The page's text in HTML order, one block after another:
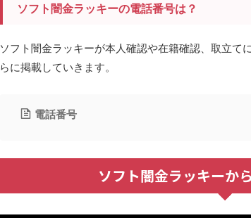
ソフト闇金ラッキーの電話番号は？
ソフト闇金ラッキーが本人確認や在籍確認、取立て
らに掲載していきます。
電話番号
ソフト闇金ラッキーか